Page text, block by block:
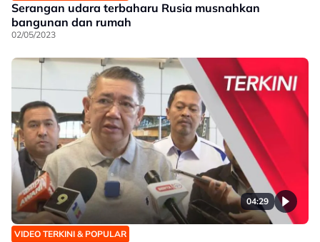
Serangan udara terbaharu Rusia musnahkan
bangunan dan rumah
02/05/2023
04:29
VIDEO TERKINI & POPULAR